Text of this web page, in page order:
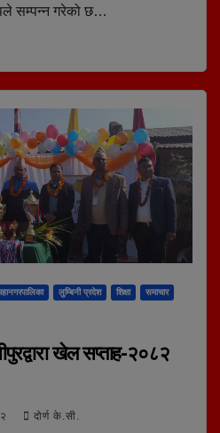
सम्पन्न गरेको छ…
लुम्बिनी प्रदेश शिक्षा समाचार
खेल सप्ताह-२०८२
दोर्ण के.सी.